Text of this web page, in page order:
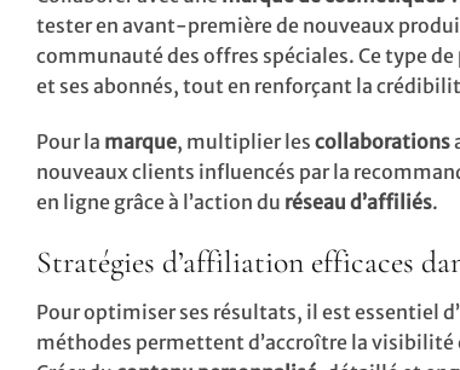
tester en avant-première de nouveaux
communauté des offres spéciales. Ce type de
et ses abonnés, tout en renforçant la
Pour la marque, multiplier les collaborations
nouveaux clients influencés par la
en ligne grâce à l’action du réseau d’affiliés.
Stratégies d’affiliation efficaces
Pour optimiser ses résultats, il est essentiel
méthodes permettent d’accroître la